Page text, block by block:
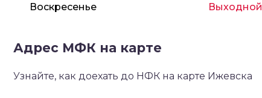
Воскресенье
Выходной
Адрес МФК на карте
Узнайте, как доехать до НФК на карте Ижевска